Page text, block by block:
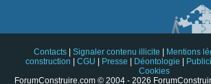
Contacts Signaler contenu illicite Mentions
construction
CGU Presse Déontologie
Cookies
ForumConstruire.com © 2004 - 2026